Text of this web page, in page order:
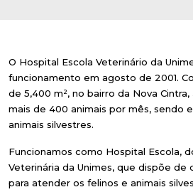
O Hospital Escola Veterinário da
funcionamento em agosto de 2001.
de 5,400 m², no bairro da Nova
mais de 400 animais por mês, sendo
animais silvestres.
Funcionamos como Hospital Escola,
Veterinária da Unimes, que dispõe de
para atender os felinos e animais